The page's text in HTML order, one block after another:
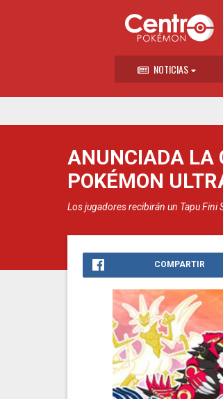
NOTICIAS
ANUNCIADA LA
POKÉMON
Los jugadores recibirán un Tapu Fini
COMPARTIR